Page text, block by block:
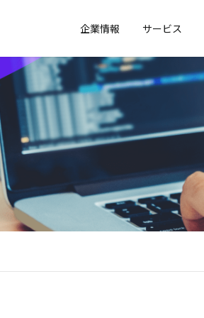
企業情報 サービス